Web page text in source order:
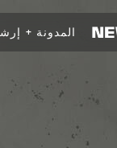
المدونة